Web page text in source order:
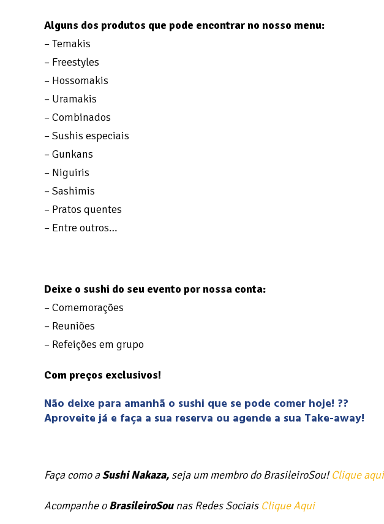
Alguns dos produtos que pode encontrar no nosso menu:
– Temakis
– Freestyles
– Hossomakis
– Uramakis
– Combinados
– Sushis especiais
– Gunkans
– Niguiris
– Sashimis
– Pratos quentes
– Entre outros…
Deixe o sushi do seu evento por nossa conta:
– Comemorações
– Reuniões
– Refeições em grupo
Com preços exclusivos!
Não deixe para amanhã o sushi que se pode comer hoje! ??
Aproveite já e faça a sua reserva ou agende a sua Take-away!
Faça como aSushi Nakaza, seja um membro do BrasileiroSou!Clique
Acompanhe oBrasileiroSounas Redes Sociais Clique Aqui